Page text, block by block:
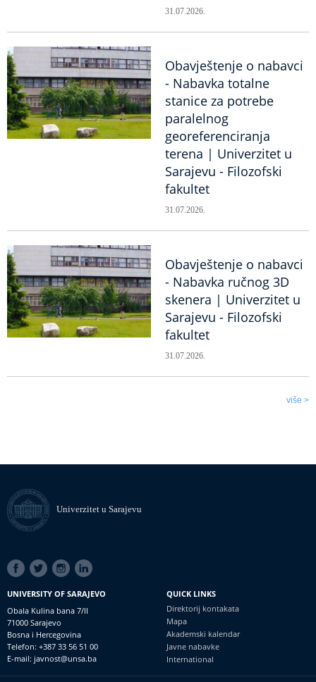
31.07.2026.
Obavještenje o nabavci
- Nabavka totalne
stanice za potrebe
paralelnog
georeferenciranja
terena | Univerzitet u
Sarajevu - Filozofski
fakultet
31.07.2026.
Obavještenje o nabavci
- Nabavka ručnog 3D
skenera | Univerzitet u
Sarajevu - Filozofski
fakultet
31.07.2026.
više >
Univerzitet u Sarajevu
SOCIAL
LINKS
UNIVERSITY OF SARAJEVO
Obala Kulina bana 7/II
71000 Sarajevo
Bosna i Hercegovina
Telefon: +387 33 56 51 00
E-mail: javnost@unsa.ba
QUICK LINKS
Direktorij kontakata
Mapa
Akademski kalendar
Javne nabavke
International